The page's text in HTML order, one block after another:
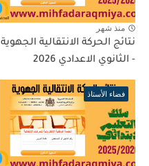
منذ شهر
نتائج الحركة الانتقالية الجهوية
- الثانوي الاعدادي 2026
فضاء الأستاذ